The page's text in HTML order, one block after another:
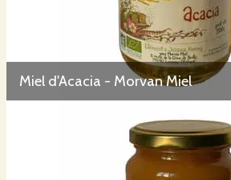
Miel d'Acacia - Morvan Miel